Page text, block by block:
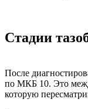
Стадии
После
по МКБ 10. Это
которую